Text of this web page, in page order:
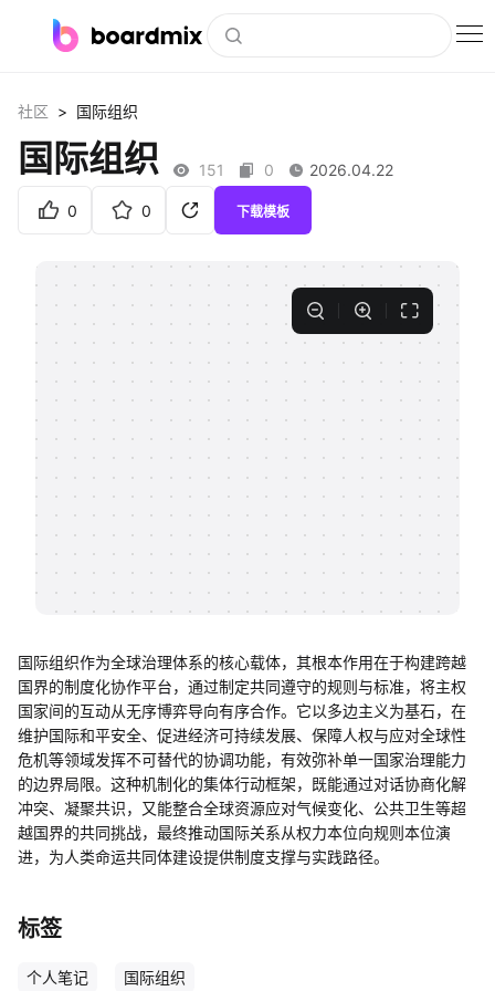
社区资源
客户案例
支持
帮助中心
社区 > 国际组织
国际组织 151 0 2026.04.22
0 0 下载模板
国际组织作为全球治理体系的核心载体，其根本作用在于构建跨越
国界的制度化协作平台，通过制定共同遵守的规则与标准，将主权
国家间的互动从无序博弈导向有序合作。它以多边主义为基石，在
维护国际和平安全、促进经济可持续发展、保障人权与应对全球性
危机等领域发挥不可替代的协调功能，有效弥补单一国家治理能力
的边界局限。这种机制化的集体行动框架，既能通过对话协商化解
冲突、凝聚共识，又能整合全球资源应对气候变化、公共卫生等超
越国界的共同挑战，最终推动国际关系从权力本位向规则本位演
进，为人类命运共同体建设提供制度支撑与实践路径。
标签
个人笔记 国际组织